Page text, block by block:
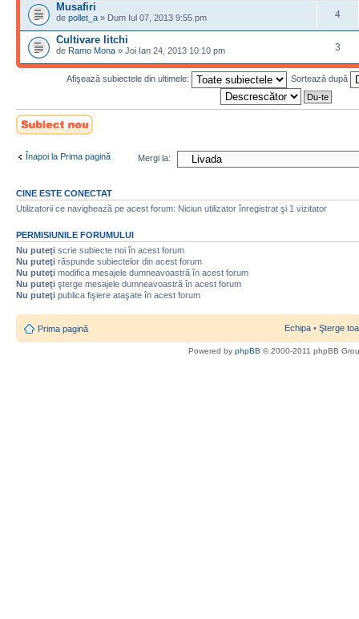
Musafiri
de pollet_a » Dum Iul 07, 2013 9:55 pm 4
Cultivare litchi
de Ramo Mona » Joi Ian 24, 2013 10:10 pm 3
Afişează subiectele din ultimele: Sortează după
Scrie un subiect
nou
Înapoi la Prima pagină Mergi la:
CINE ESTE CONECTAT
Utilizatorii ce navighează pe acest forum: Niciun utilizator înregistrat şi 1 vizitator
PERMISIUNILE FORUMULUI
Nu puteţi scrie subiecte noi în acest forum
Nu puteţi răspunde subiectelor din acest forum
Nu puteţi modifica mesajele dumneavoastră în acest forum
Nu puteţi şterge mesajele dumneavoastră în acest forum
Nu puteţi publica fişiere ataşate în acest forum
Prima pagină Echipa • Şterge
Powered by phpBB © 2000-2011 phpBB